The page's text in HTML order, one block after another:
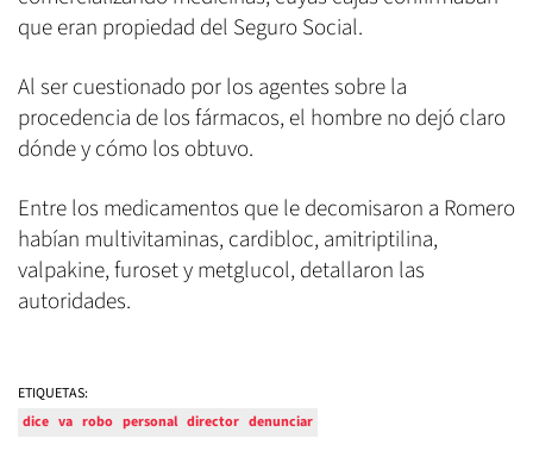
que eran propiedad del Seguro Social.
Al ser cuestionado por los agentes sobre la
procedencia de los fármacos, el hombre no dejó claro
dónde y cómo los obtuvo.
Entre los medicamentos que le decomisaron a Romero
habían multivitaminas, cardibloc, amitriptilina,
valpakine, furoset y metglucol, detallaron las
autoridades.
ETIQUETAS:
dice va robo personal director denunciar